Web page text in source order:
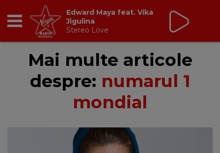
RADIO
BREAKFAST
Edward Maya feat. Vika
Jigulina
Stereo Love
Mai multe articole
despre: numarul 1
mondial